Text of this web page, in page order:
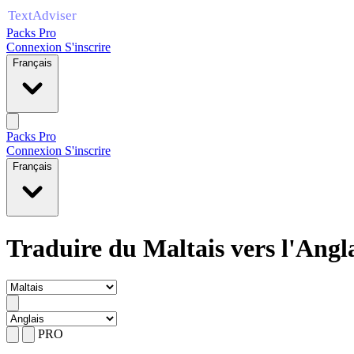
Packs Pro
Connexion S'inscrire
Français
Packs Pro
Connexion S'inscrire
Français
Traduire du Maltais vers
PRO